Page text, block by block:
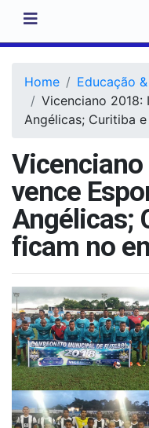
Home
Educação
Vicenciano 2018:
Angélicas; Curitiba
vence
Angélicas;
ficam no